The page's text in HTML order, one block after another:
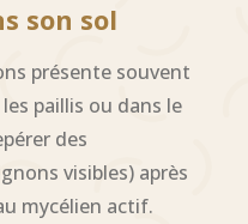
son sol
présente souvent
paillis ou dans le
des
visibles) après
mycélien actif.